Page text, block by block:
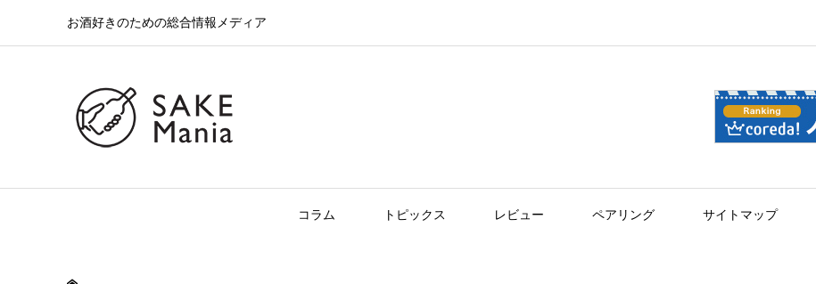
お酒好きのための総合情報メディア
コラム トピックス レビュー ペアリング サイトマップ